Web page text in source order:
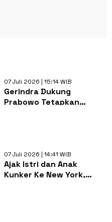
07 Juli 2026 | 15:14 WIB
Gerindra Dukung
Prabowo Tetapkan
07 Juli 2026 | 14:41 WIB
Ajak Istri dan Anak
Kunker Ke New York,